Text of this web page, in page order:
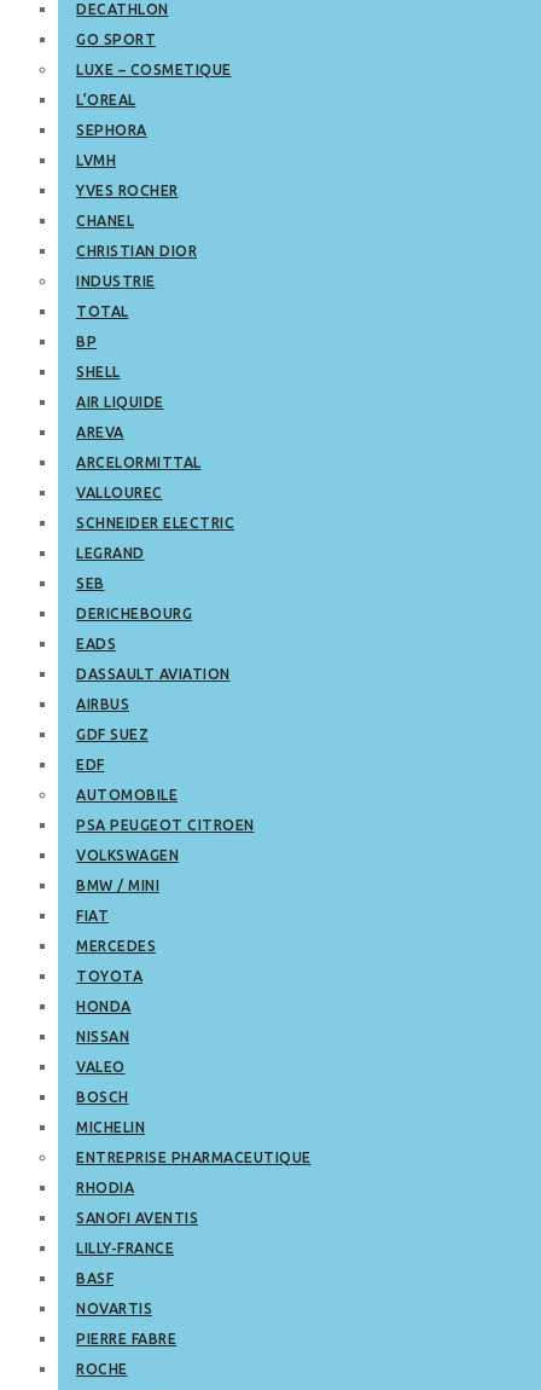
DECATHLON
GO SPORT
LUXE – COSMETIQUE
L’OREAL
SEPHORA
LVMH
YVES ROCHER
CHANEL
CHRISTIAN DIOR
INDUSTRIE
TOTAL
BP
SHELL
AIR LIQUIDE
AREVA
ARCELORMITTAL
VALLOUREC
SCHNEIDER ELECTRIC
LEGRAND
SEB
DERICHEBOURG
EADS
DASSAULT AVIATION
AIRBUS
GDF SUEZ
EDF
AUTOMOBILE
PSA PEUGEOT CITROEN
VOLKSWAGEN
BMW / MINI
FIAT
MERCEDES
TOYOTA
HONDA
NISSAN
VALEO
BOSCH
MICHELIN
ENTREPRISE PHARMACEUTIQUE
RHODIA
SANOFI AVENTIS
LILLY-FRANCE
BASF
NOVARTIS
PIERRE FABRE
ROCHE